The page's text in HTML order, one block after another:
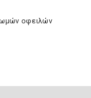
οφειλών